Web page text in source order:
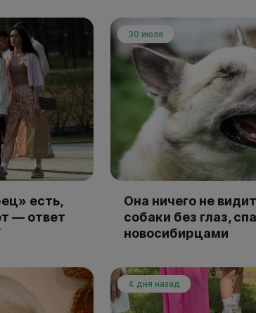
есть,
— ответ
30 июля
Она ничего не
собаки без глаз,
новосибирцами
4 дня назад